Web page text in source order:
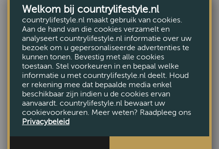
Galway Kniehoge Laars Mocha van
Dubarry
De originele Galway is een hoog model leren laars van
Dubarry met een Gore-Tex binnenvoering, voor zowel
dames als heren.
- Kniehoge leren laars
- Volledig waterdicht en ademend d.m.v. Gore-tex®
voering
Welkom bij countrylifestyle.nl
countrylifestyle.nl maakt gebruik van cookies.
Aan de hand van die cookies verzamelt en
analyseert countrylifestyle.nl informatie over uw
bezoek om u gepersonaliseerde advertenties te
kunnen tonen. Bevestig met alle cookies
toestaan. Stel voorkeuren in en bepaal welke
informatie u met countrylifestyle.nl deelt. Houd
er rekening mee dat bepaalde media enkel
beschikbaar zijn indien u de cookies ervan
aanvaardt. countrylifestyle.nl bewaart uw
cookievoorkeuren. Meer weten? Raadpleeg ons
Privacybeleid